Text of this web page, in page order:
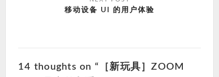
移动设备 UI 的用户体验
14 thoughts on “［新玩具］ZOOM